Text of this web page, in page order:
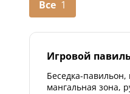
Все 1
Игровой
Беседка-павильон, в которой можно
мангальная зона,